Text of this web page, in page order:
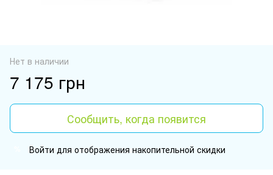
Нет в наличии
7 175 грн
Сообщить, когда появится
Войти для отображения накопительной скидки